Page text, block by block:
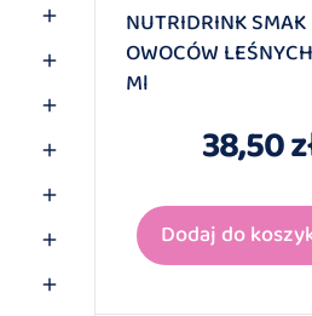







NUTRIDRINK SMAK
OWOCÓW
Ml
38,50
Dodaj do